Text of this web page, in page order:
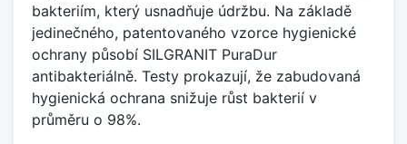
bakteriím, který usnadňuje údržbu. Na základě
jedinečného, patentovaného vzorce hygienické
ochrany působí SILGRANIT PuraDur
antibakteriálně. Testy prokazují, že zabudovaná
hygienická ochrana snižuje růst bakterií v
průměru o 98%.